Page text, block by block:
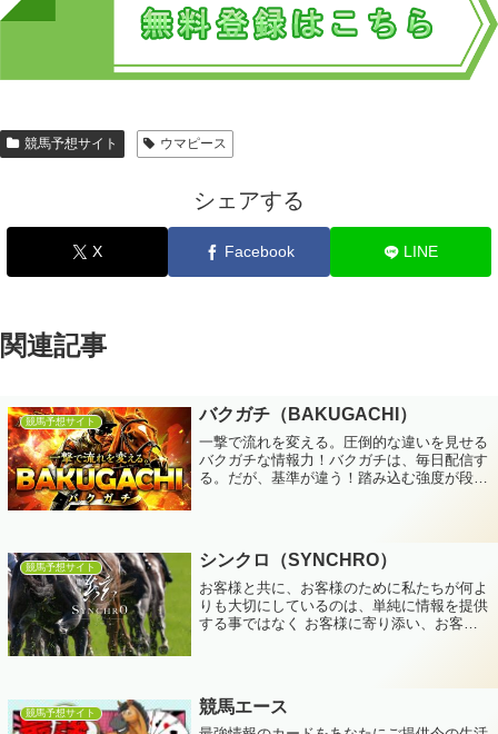
競馬予想サイト ウマピース
シェアする
X Facebook LINE
関連記事
競馬予想サイト バクガチ（BAKUGACHI）
一撃で流れを変える。圧倒的な違いを見せる
バクガチな情報力！バクガチは、毎日配信す
る。だが、基準が違う！踏み込む強度が段違
競馬予想サイト シンクロ（SYNCHRO）
お客様と共に、お客様のために私たちが何よ
りも大切にしているのは、単純に情報を提供
する事ではなく お客様に寄り添い、お客様
ど...
競馬予想サイト 競馬エース